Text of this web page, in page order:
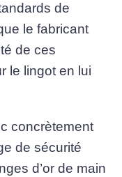
de
le fabricant
de ces
le lingot en lui
concrètement
de sécurité
d’or de main